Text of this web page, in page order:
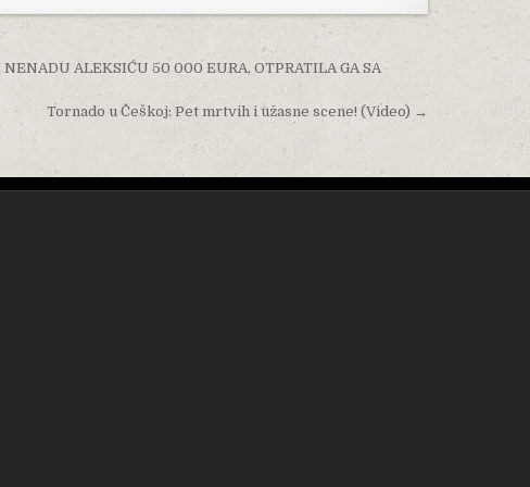
ALEKSIĆU 50 000 EURA, OTPRATILA GA SA
Tornado u Češkoj: Pet mrtvih i užasne scene! (Video) →